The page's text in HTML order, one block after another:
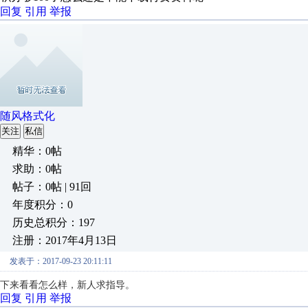
回复 引用 举报
随风格式化
关注 私信
精华：0帖
求助：0帖
帖子：0帖 | 91回
年度积分：0
历史总积分：197
注册：2017年4月13日
发表于：2017-09-23 20:11:11
下来看看怎么样，新人求指导。
回复 引用 举报